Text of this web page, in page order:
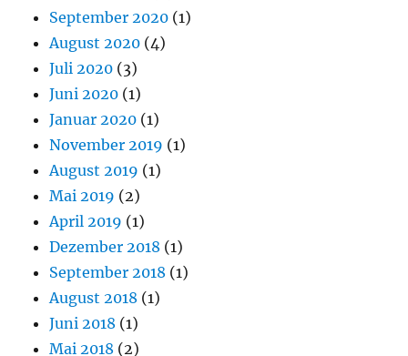
September 2020 (1)
August 2020 (4)
Juli 2020 (3)
Juni 2020 (1)
Januar 2020 (1)
November 2019 (1)
August 2019 (1)
Mai 2019 (2)
April 2019 (1)
Dezember 2018 (1)
September 2018 (1)
August 2018 (1)
Juni 2018 (1)
Mai 2018 (2)